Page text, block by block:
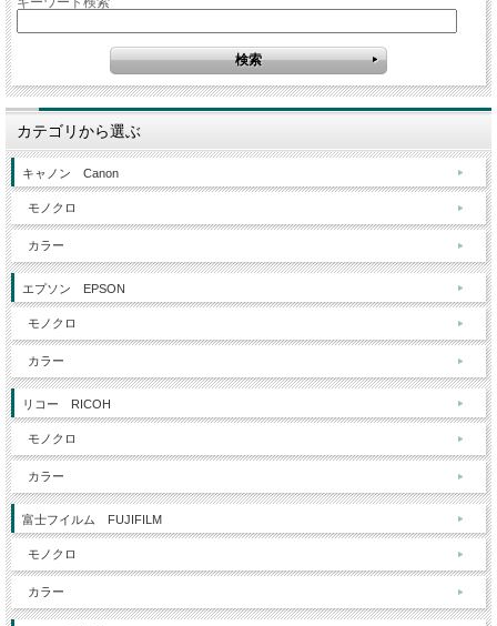
カテゴリから選ぶ
キャノン Canon
モノクロ
カラー
エプソン EPSON
モノクロ
カラー
リコー RICOH
モノクロ
カラー
富士フイルム FUJIFILM
モノクロ
カラー